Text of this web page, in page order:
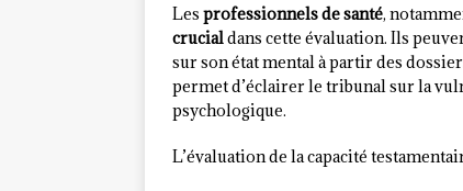
Les professionnels de santé,
crucialdans cette évaluation. Ils
sur son état mental à partir des
permet d’éclairer le tribunal sur la
psychologique.
L’évaluation de la capacité